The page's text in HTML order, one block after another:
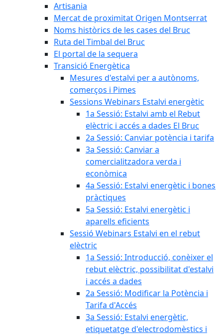
Artisania
Mercat de proximitat Origen Montserrat
Noms històrics de les cases del Bruc
Ruta del Timbal del Bruc
El portal de la sequera
Transició Energètica
Mesures d'estalvi per a autònoms,
comerços i Pimes
Sessions Webinars Estalvi energètic
1a Sessió: Estalvi amb el Rebut
elèctric i accés a dades El Bruc
2a Sessió: Canviar potència i tarifa
3a Sessió: Canviar a
comercialitzadora verda i
econòmica
4a Sessió: Estalvi energètic i bones
pràctiques
5a Sessió: Estalvi energètic i
aparells eficients
Sessió Webinars Estalvi en el rebut
elèctric
1a Sessió: Introducció, conèixer el
rebut elèctric, possibilitat d'estalvi
i accés a dades
2a Sessió: Modificar la Potència i
Tarifa d'Accés
3a Sessió: Estalvi energètic,
etiquetatge d'electrodomèstics i